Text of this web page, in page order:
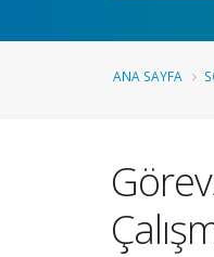
ANA SAYFA